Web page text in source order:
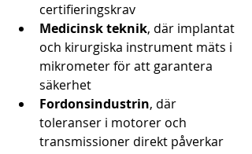
certifieringskrav
Medicinsk teknik, där implantat
och kirurgiska instrument mäts i
mikrometer för att garantera
säkerhet
Fordonsindustrin, där
toleranser i motorer och
transmissioner direkt påverkar